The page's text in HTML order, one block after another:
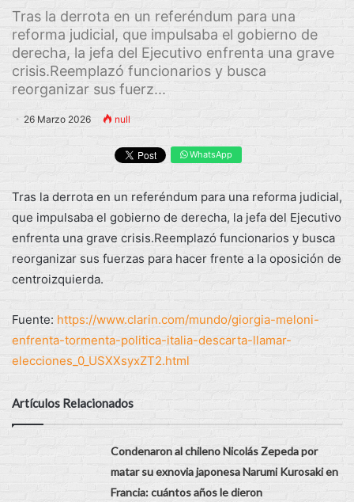
Tras la derrota en un referéndum para una
reforma judicial, que impulsaba el gobierno de
derecha, la jefa del Ejecutivo enfrenta una grave
crisis.Reemplazó funcionarios y busca
reorganizar sus fuerz...
26 Marzo 2026 null
WhatsApp
Tras la derrota en un referéndum para una reforma judicial,
que impulsaba el gobierno de derecha, la jefa del Ejecutivo
enfrenta una grave crisis.Reemplazó funcionarios y busca
reorganizar sus fuerzas para hacer frente a la oposición de
centroizquierda.
Fuente: https://www.clarin.com/mundo/giorgia-meloni-
enfrenta-tormenta-politica-italia-descarta-llamar-
elecciones_0_USXXsyxZT2.html
Artículos Relacionados
Condenaron al chileno Nicolás Zepeda por
matar su exnovia japonesa Narumi Kurosaki en
Francia: cuántos años le dieron